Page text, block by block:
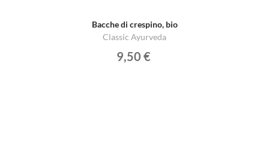
Bacche di crespino, bio
Classic Ayurveda
9,50 €